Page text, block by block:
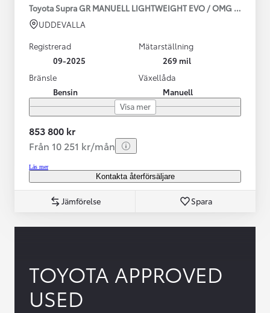
Toyota Supra GR MANUELL LIGHTWEIGHT EVO / OMG LEV!
UDDEVALLA
Registrerad
09-2025
Mätarställning
269 mil
Bränsle
Bensin
Växellåda
Manuell
Visa mer
853 800 kr
Från 10 251 kr/mån
Läs mer
Kontakta återförsäljare
Jämförelse Spara
TOYOTA APPROVED
USED